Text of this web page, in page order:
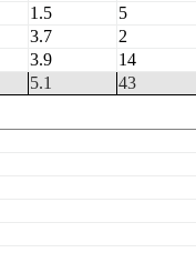
1.5 5
3.7 2
3.9 14
5.1 43